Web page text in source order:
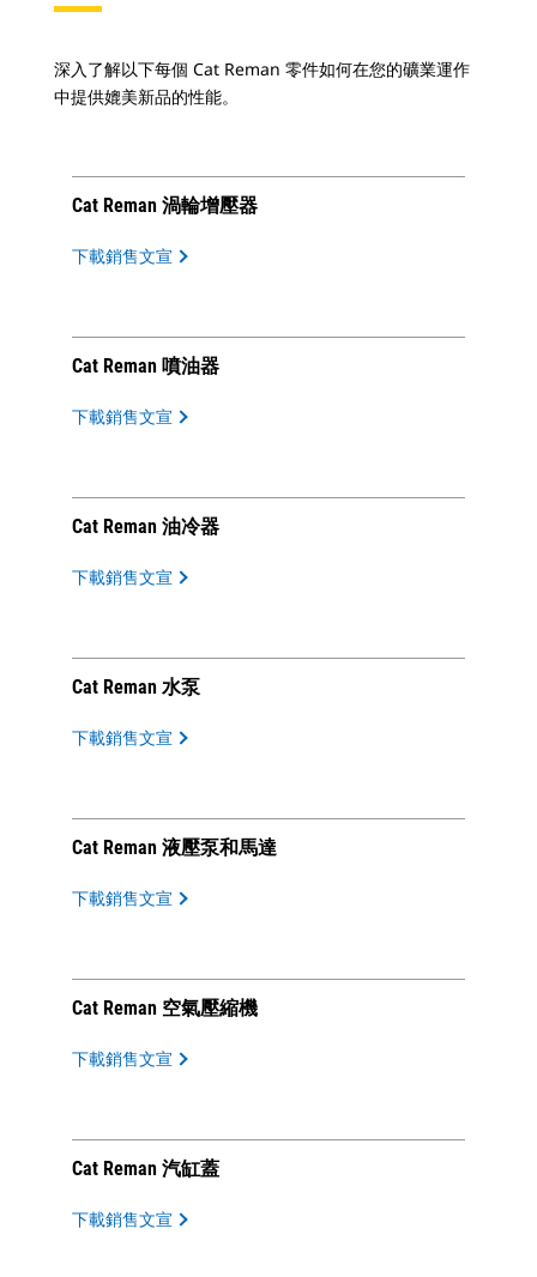
深入了解以下每個 Cat Reman 零件如何在您的礦業運作
中提供媲美新品的性能。
Cat Reman 渦輪增壓器
下載銷售文宣
Cat Reman 噴油器
下載銷售文宣
Cat Reman 油冷器
下載銷售文宣
Cat Reman 水泵
下載銷售文宣
Cat Reman 液壓泵和馬達
下載銷售文宣
Cat Reman 空氣壓縮機
下載銷售文宣
Cat Reman 汽缸蓋
下載銷售文宣